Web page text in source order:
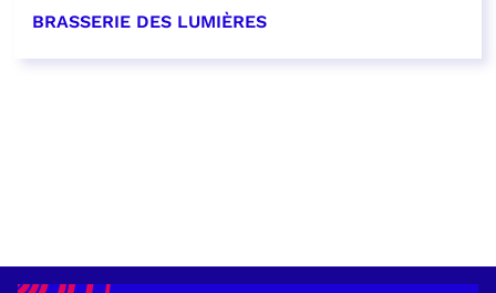
BRASSERIE DES LUMIÈRES